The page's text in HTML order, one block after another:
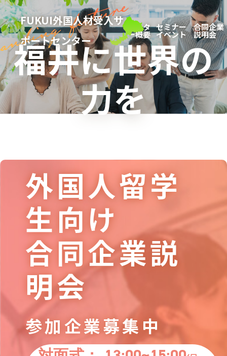
FUKUI外国人材受入サ
ポートセンター
センタ
ー概要
セミナー
イベント
合同企業
説明会
福井に世界の
力を
外国人留学
生向け
合同企業説
明会
参加企業募集中